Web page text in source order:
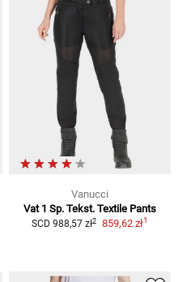
Vanucci
Vat 1 Sp. Tekst. Textile Pants
SCD 988,57 zł2 859,62 zł1